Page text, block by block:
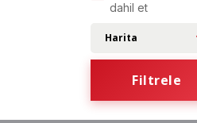
dahil et
Harita
Filtrele